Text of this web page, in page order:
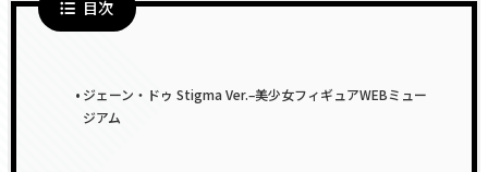
目次
ジェーン・ドゥ Stigma Ver.–美少女フィギュアWEBミュー
ジアム